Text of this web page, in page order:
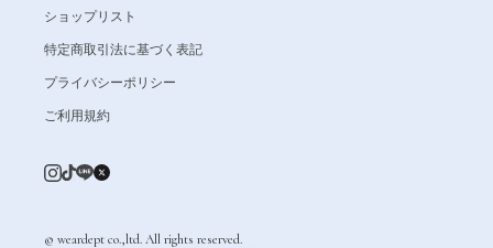
ショップリスト
特定商取引法に基づく表記
プライバシーポリシー
ご利用規約
© weardept co.,ltd. All rights reserved.